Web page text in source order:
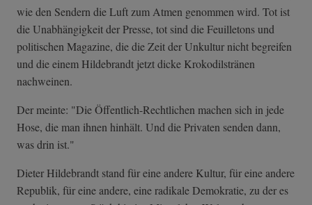
wie den Sendern die Luft zum Atmen genommen wird. Tot ist
die Unabhängigkeit der Presse, tot sind die Feuilletons und
politischen Magazine, die die Zeit der Unkultur nicht begreifen
und die einem Hildebrandt jetzt dicke Krokodilstränen
nachweinen.
Der meinte: "Die Öffentlich-Rechtlichen machen sich in jede
Hose, die man ihnen hinhält. Und die Privaten senden dann,
was drin ist."
Dieter Hildebrandt stand für eine andere Kultur, für eine andere
Republik, für eine andere, eine radikale Demokratie, zu der es